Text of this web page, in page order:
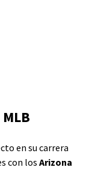
en su carrera
con los Arizona